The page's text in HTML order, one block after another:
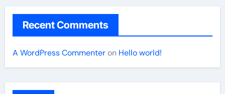
Recent Comments
A WordPress Commenteron Hello world!